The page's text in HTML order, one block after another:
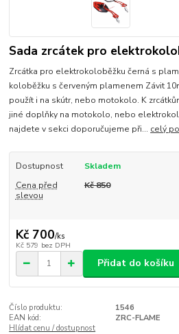
Sada zrcátek pro
Zrcátka pro elektrokoloběžku černá s
koloběžku s červeným plamenem Závit
použít i na skútr, nebo motokolo. K
jiné doplňky na motokolo, nebo
najdete v sekci doporučujeme při... celý
Dostupnost
Skladem
Cena před
slevou
Kč 850
Kč 700/ks
Kč 579 bez DPH
Přidat do košíku
Číslo produktu:
1546
EAN kód:
ZRC-FLAME
Hlídat cenu / dostupnost